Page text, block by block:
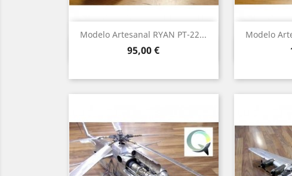
Modelo Artesanal RYAN PT-22...
Precio
95,00 €
Vista rápida
Modelo